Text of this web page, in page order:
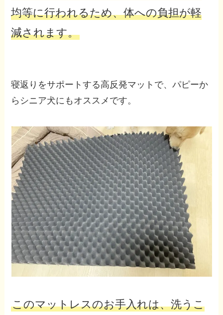
均等に行われるため、体への負担が軽
減されます。
寝返りをサポートする高反発マットで、パピーか
らシニア犬にもオススメです。
このマットレスのお手入れは、洗うこ